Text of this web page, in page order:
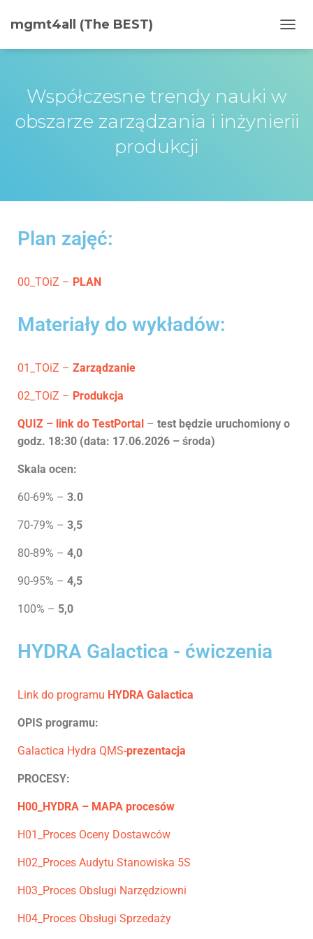
mgmt4all (The BEST)
Współczesne trendy nauki w
obszarze zarządzania i inżynierii
produkcji
Plan zajęć:
00_TOiZ – PLAN
Materiały do wykładów:
01_TOiZ – Zarządzanie
02_TOiZ – Produkcja
QUIZ – link do TestPortal – test będzie uruchomiony o
godz. 18:30 (data: 17.06.2026 – środa)
Skala ocen:
60-69% – 3.0
70-79% – 3,5
80-89% – 4,0
90-95% – 4,5
100% – 5,0
HYDRA Galactica - ćwiczenia
Link do programu HYDRA Galactica
OPIS programu:
Galactica Hydra QMS-prezentacja
PROCESY:
H00_HYDRA – MAPA procesów
H01_Proces Oceny Dostawców
H02_Proces Audytu Stanowiska 5S
H03_Proces Obslugi Narzędziowni
H04_Proces Obsługi Sprzedaży